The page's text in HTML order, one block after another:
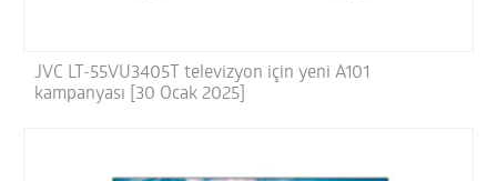
JVC LT-55VU3405T televizyon için yeni A101
kampanyası [30 Ocak 2025]